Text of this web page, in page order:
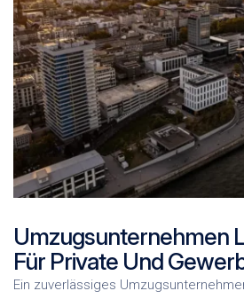
Umzugsunternehmen
Für Private Und
Ein zuverlässiges